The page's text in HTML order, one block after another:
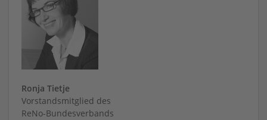
Ronja Tietje
Vorstandsmitglied des
ReNo-Bundesverbands